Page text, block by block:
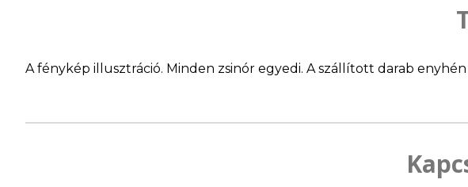
A fénykép illusztráció. Minden zsinór egyedi. A szállított darab